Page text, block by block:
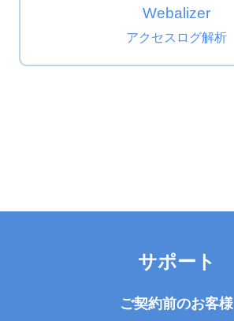
Webalizer
アクセスログ解析
サポート
ご契約前のお客様